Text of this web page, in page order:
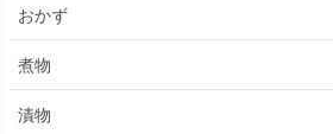
おかず
煮物
漬物